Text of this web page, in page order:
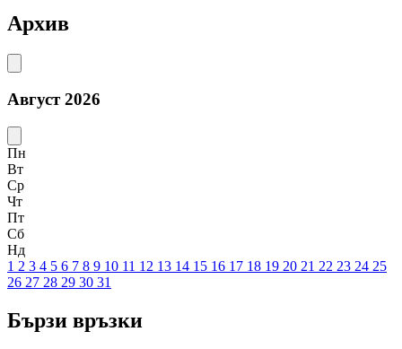
Архив
Август 2026
Пн
Вт
Ср
Чт
Пт
Сб
Нд
1 2 3 4 5 6 7 8 9 10 11 12 13 14 15 16 17 18 19 20 21 22 23 24 25
26 27 28 29 30 31
Бързи връзки